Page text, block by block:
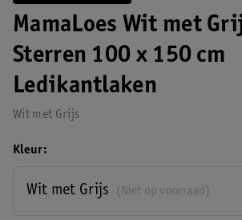
MamaLoes Wit met
Sterren 100 x 150 cm
Ledikantlaken
Wit met Grijs
Kleur
(Niet op voorraad)
Wit met Grijs